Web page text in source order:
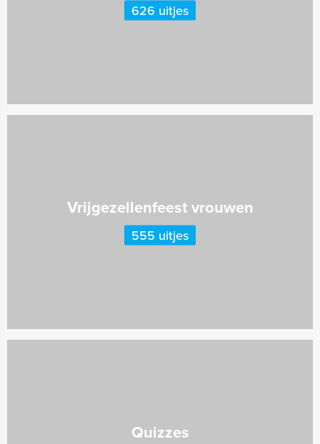
626 uitjes
Vrijgezellenfeest vrouwen
555 uitjes
Quizzes